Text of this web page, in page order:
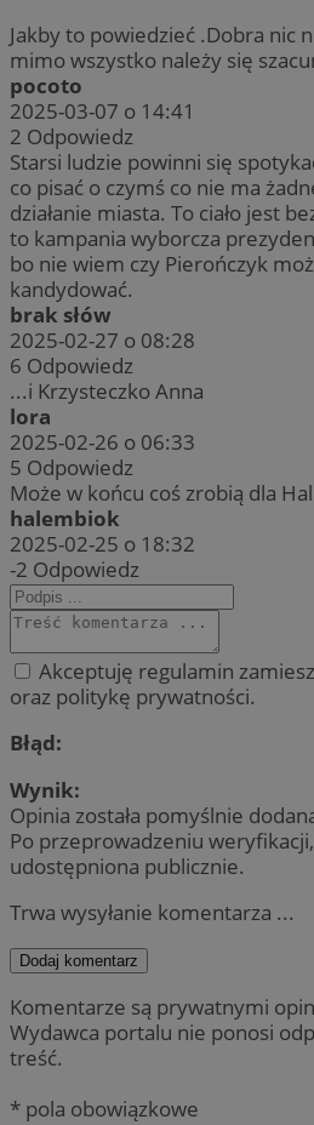
Jakby to powiedzieć .Dobra nic
mimo wszystko należy się
pocoto
2025-03-07 o 14:41
2 Odpowiedz
Starsi ludzie powinni się
co pisać o czymś co nie ma
działanie miasta. To ciało jest
to kampania wyborcza
bo nie wiem czy Pierończyk
kandydować.
brak słów
2025-02-27 o 08:28
6 Odpowiedz
...i Krzysteczko Anna
lora
2025-02-26 o 06:33
5 Odpowiedz
Może w końcu coś zrobią dla
halembiok
2025-02-25 o 18:32
-2 Odpowiedz
Akceptuję regulamin
oraz politykę prywatności.
Błąd:
Wynik:
Opinia została pomyślnie
Po przeprowadzeniu
udostępniona publicznie.
Trwa wysyłanie komentarza ...
Dodaj komentarz
Komentarze są prywatnymi
Wydawca portalu nie ponosi
treść.
* pola obowiązkowe